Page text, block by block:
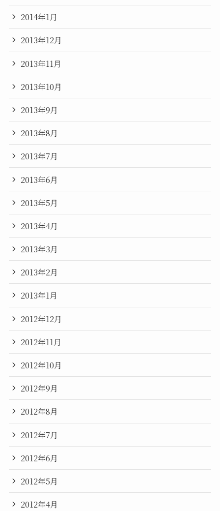
2014年1月
2013年12月
2013年11月
2013年10月
2013年9月
2013年8月
2013年7月
2013年6月
2013年5月
2013年4月
2013年3月
2013年2月
2013年1月
2012年12月
2012年11月
2012年10月
2012年9月
2012年8月
2012年7月
2012年6月
2012年5月
2012年4月